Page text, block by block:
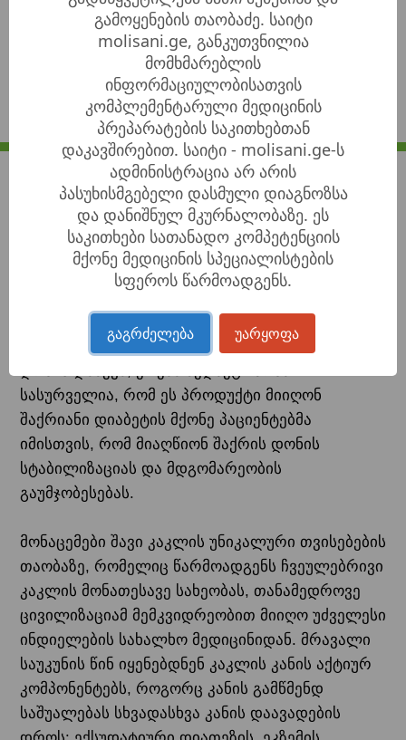
შეუკვეთე კურიერს! ისარგებლე საკურიერო
მომსახურეობით სრულიად საქართველოს
+995 596 00-10-60
WhatsApp: 598 48-66-11
დამატებითი ინფორმაცია
მაღალი კვებითი ღირებულების მწონე შავი
კაკალი წარმოადგენს საშუალებას, რომელიც
გამოიყენება იმუნიტეტის დაქვეითების დროს,
განსაკუთრებით გაზაფხულზე, როდესაც
შეიცავს ლინოლის მჟავას, რომლის მოქმედებით
განპირობებულია ქოლესტერინის და შაქრის
სასურველია, რომ ეს პროდუქტი მიიღონ
შაქრიანი დიაბეტის მქონე პაციენტებმა
იმისთვის, რომ მიაღწიონ შაქრის დონის
სტაბილიზაციას და მდგომარეობის
გაუმჯობესებას.
მონაცემები შავი კაკლის უნიკალური თვისებების
თაობაზე, რომელიც წარმოადგენს ჩვეულებრივი
კაკლის მონათესავე სახეობას, თანამედროვე
ცივილიზაციამ მემკვიდრეობით მიიღო უძველესი
ინდიელების სახალხო მედიცინიდან. მრავალი
საუკუნის წინ იყენებდნენ კაკლის კანის აქტიურ
კომპონენტებს, როგორც კანის გამწმენდ
საშუალებას სხვადასხვა კანის დაავადების
გამოყენების თაობაძე. საიტი
molisani.ge, განკუთვნილია
მომხმარებლის
ინფორმაციულობისათვის
კომპლემენტარული მედიცინის
პრეპარატების საკითხებთან
დაკავშირებით. საიტი - molisani.ge-ს
ადმინისტრაცია არ არის
პასუხისმგებელი დასმული დიაგნოზსა
და დანიშნულ მკურნალობაზე. ეს
საკითხები სათანადო კომპეტენციის
მქონე მედიცინის სპეციალისტების
სფეროს წარმოადგენს.
გაგრძელება უარყოფა